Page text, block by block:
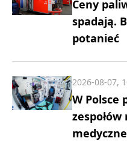
Ceny
spadają.
potanieć
W Polsce
2026-08-07,